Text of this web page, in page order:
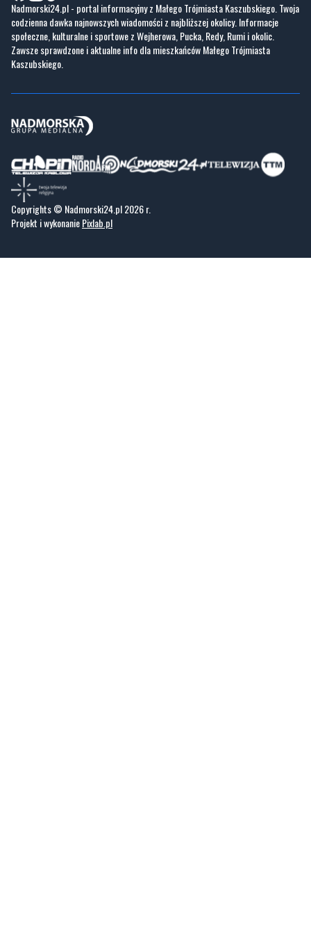
Nadmorski24.pl - portal informacyjny z Małego Trójmiasta Kaszubskiego. Twoja
codzienna dawka najnowszych wiadomości z najbliższej okolicy. Informacje
społeczne, kulturalne i sportowe z Wejherowa, Pucka, Redy, Rumi i okolic.
Zawsze sprawdzone i aktualne info dla mieszkańców Małego Trójmiasta
Kaszubskiego.
Copyrights © Nadmorski24.pl 2026 r.
Projekt i wykonaniePixlab.pl